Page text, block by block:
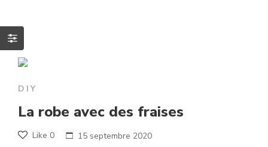
DIY
La robe avec des fraises
Like 0 15 septembre 2020